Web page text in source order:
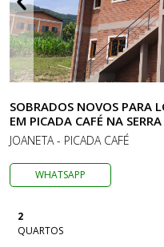
SOBRADOS NOVOS PARA
EM PICADA CAFÉ NA
JOANETA - PICADA CAFÉ
WHATSAPP
2
QUARTOS